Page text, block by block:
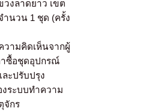
งลาดยาว เขต
ำนวน 1 ชุด (ครั้ง
วามคิดเห็นจากผู้
าซื้อชุดอุปกรณ์
ะปรับปรุง
ระบบทำความ
จักร